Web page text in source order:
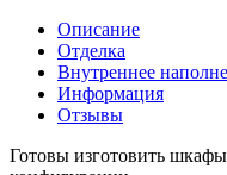
Описание
Отделка
Внутреннее
Информация
Отзывы
Готовы изготовить